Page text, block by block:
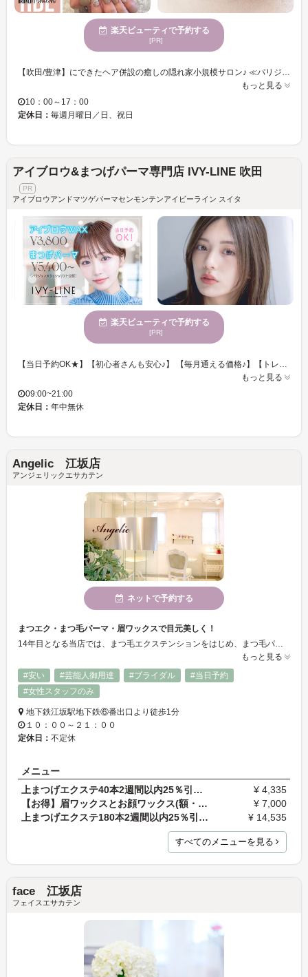
楽天ビューティで予約する
[PR]
【吹田/豊津】にできたヘア併設の癒しの隠れ家小規模サロン♪ ≪パリジェンヌとラッシュリフト特化サロン≫自まつ毛を最大限に長く見せ、美しいお目元へ導きます◇ 【すっぴん美人でいたい！】そんな方にもオススメ！しっかりとカウンセリングを行い瞳の形やまつげの状態に合わせて丁寧に施術するので、自まつげの負担を最小限に◎まつげのお悩みに合わせてデザインします♪ 【newOpenネイル】は,自爪を傷つけない一層残し【フィルイン】と高品質な【パラジェル】を使用で,素材を大切にあなたらしい少しの個性を引き出し毎日の気分を上げること間違いなし/
もっと見る
10：00～17：00
定休日： 毎週月曜日／日、祝日
アイブロウ&まつげパーマ専門店 IVY-LINE 吹田
アイブロウアンドマツゲパーマセンモンテンアイビーライン スイタ
楽天ビューティで予約する
[PR]
【当日予約OK★】【初心者さんも安心♪】 【毎月通える価格♪】【トレンド眉＆まつげですっぴん美人♪】 ■経験を積んだスタッフが骨格などに合わせて眉を整えます♪♪ ■眉の形に自信がない！左右にバラつきがあるなどのお悩みの方にオススメ♪ ■明るく落ち着いた店内◎センスの光るインテリア☆ ■一人ひとりの‘’なりたい‘’にフィットするオーダーメイドなメニューが多数◎ ■初めての方でも安心して体験できるメニューをご用意◎ ■アイブロウサロン IVY-LINEは『ありのままの素顔が好きになるサロン』が、コンセプトのアイブロウサロンです。「眉毛」は顔の印象を大きく変える大切なパーツです。私たちは一人一人のゲストとの時間を大切に、理想の目元を提案します。ぜひ眉毛のプロフェッショナルにお任せください! [吹田/アイブロウ/眉毛/ハリウッドブロウリフト/韓国眉/まつげパーマ/まつ毛パーマ/マツパ/パリジェンヌラッシュリフト]
もっと見る
09:00~21:00
定休日： 年中無休
Angelic 江坂店
アンジェリックエサカテン
ネットで予約する
まつエク・まつ毛パーマ・眉ワックスで目元美しく！
14年目となる当店では、まつ毛エクステンションをはじめ、まつ毛パーマ（パリジェンヌラッシュリフト）、眉ワックスをメインとしてサービスを提供しています。こまやかなカウンセリングと高い技術力で、お客様の目元を美しく作り上げてまいります。お得な新規クーポン、リピーター様特典や紹介割引もあります♪どうぞご利用ください♪
もっと見る
#安い
#芸能人御用達 #ブライダル
#当日予約
#女性スタッフのみ
地下鉄江坂駅地下鉄⑥番出口より徒歩1分
１０：００～２１：００
定休日： 不定休
メニュー
上まつげエクステ40本2週間以内25％引￥5100→3825 2…
¥ 4,335
【お得】眉ワックスとお顔ワックス(額・鼻・口）セッ…
¥ 7,000
上まつげエクステ180本2週間以内25％引￥17100→￥128…
¥ 14,535
すべてのメニューを見る
face 江坂店
フェイスエサカテン